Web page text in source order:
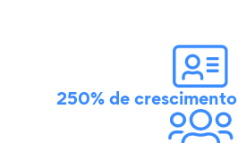
250% de crescimento